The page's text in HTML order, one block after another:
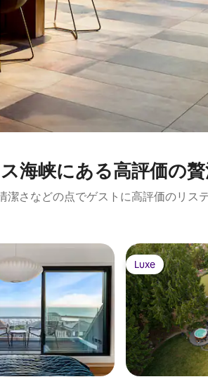
海峡に⁠あ⁠る高⁠評⁠価⁠の
潔さなどの点でゲストに高評価のリス
Luxe
Luxe